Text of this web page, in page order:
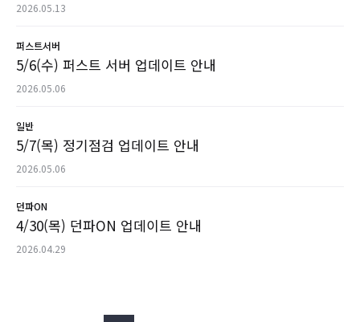
2026.05.13
퍼스트서버
5/6(수) 퍼스트 서버 업데이트 안내
2026.05.06
일반
5/7(목) 정기점검 업데이트 안내
2026.05.06
던파ON
4/30(목) 던파ON 업데이트 안내
2026.04.29